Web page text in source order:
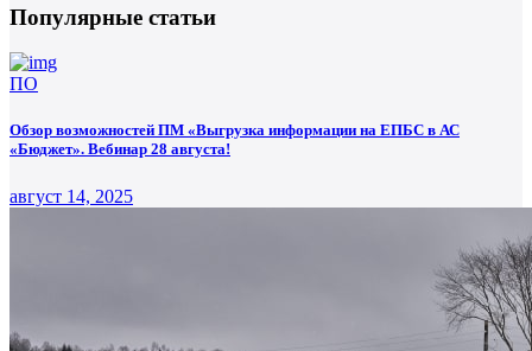
Популярные статьи
ПО
Обзор возможностей ПМ «Выгрузка информации на ЕПБС в АС
«Бюджет». Вебинар 28 августа!
август 14, 2025